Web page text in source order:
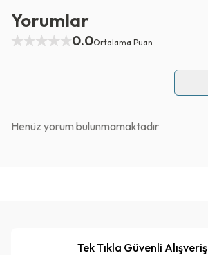
Yorumlar
0.0Ortalama Puan
Henüz yorum bulunmamaktadır
Tek Tıkla Güvenli Alışveriş